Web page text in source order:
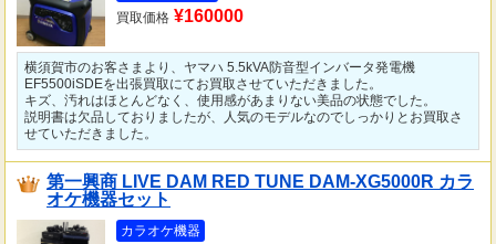
買取価格 ¥160000
横須賀市のお客さまより、ヤマハ 5.5kVA防音型インバータ発電機
EF5500iSDEを出張買取にてお買取させていただきました。
キズ、汚れはほとんどなく、使用感があまりない美品の状態でした。
説明書は欠品しておりましたが、人気のモデルなのでしっかりとお買取さ
せていただきました。
第一興商 LIVE DAM RED TUNE DAM-XG5000R カラ
オケ機器セット
カラオケ機器